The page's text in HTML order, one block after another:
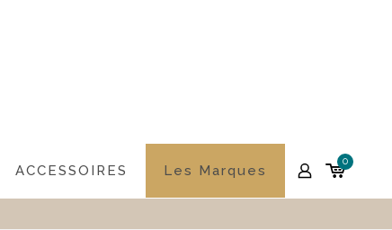
ACCESSOIRES Les Marques
0